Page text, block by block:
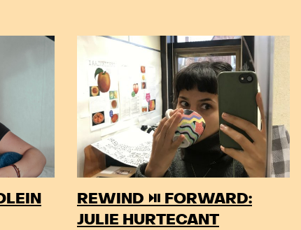
REWIND ⏯️ FORWARD:
JULIE HURTECANT